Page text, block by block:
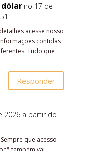
no 17 de
acesse nosso
contidas
Tudo que
Responder
2026 a partir do
que acesso